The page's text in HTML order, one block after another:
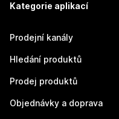
Kategorie aplikací
Prodejní kanály
Hledání produktů
Prodej produktů
Objednávky a doprava